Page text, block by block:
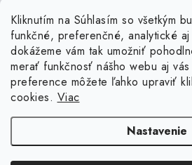
Kliknutím na Súhlasím so všetkým
funkčné, preferenčné, analytické
dokážeme vám tak umožniť
merať funkčnosť nášho webu aj
preference môžete ľahko upraviť
cookies. Viac
Nastavenie
Informácie pre vás
O nás
Obchodné podmienky
Facebook